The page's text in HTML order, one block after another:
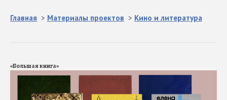
Главная > Материалы проектов > Кино и литература
«Большая книга»